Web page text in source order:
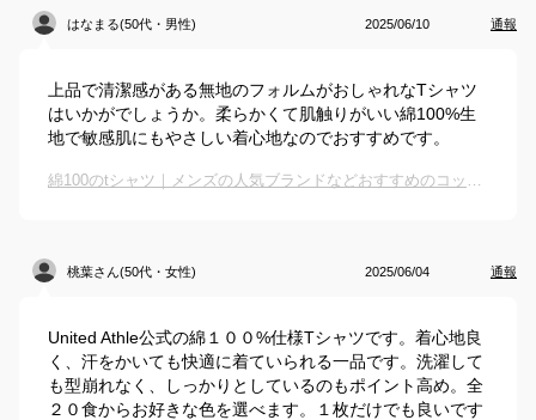
はなまる(50代・男性) 2025/06/10 通報
上品で清潔感がある無地のフォルムがおしゃれなTシャツ
はいかがでしょうか。柔らかくて肌触りがいい綿100%生
地で敏感肌にもやさしい着心地なのでおすすめです。
綿100のtシャツ｜メンズの人気ブランドなどおすすめのコットンTシャツは？
桃葉さん(50代・女性) 2025/06/04 通報
United Athle公式の綿１００%仕様Tシャツです。着心地良
く、汗をかいても快適に着ていられる一品です。洗濯して
も型崩れなく、しっかりとしているのもポイント高め。全
２０食からお好きな色を選べます。１枚だけでも良いです